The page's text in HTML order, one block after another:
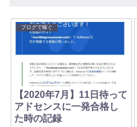
ブログで稼ぐ
【2020年7月】11日待って
アドセンスに一発合格し
た時の記録